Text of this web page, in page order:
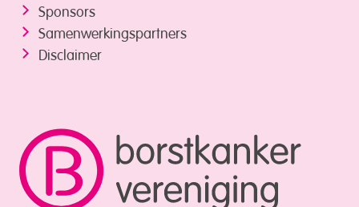
Sponsors
Samenwerkings­partners
Disclaimer